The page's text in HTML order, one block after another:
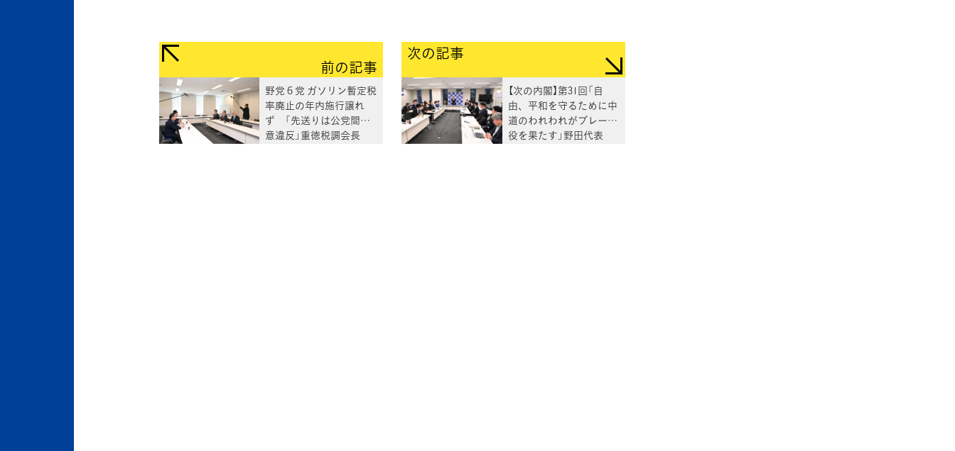
前の記事
野党６党 ガソリン暫定税
率廃止の年内施行譲れ
ず 「先送りは公党間合
意違反」重徳税調会長
次の記事
【次の内閣】第31回「自
由、平和を守るために中
道のわれわれがブレーキ
役を果たす」野田代表